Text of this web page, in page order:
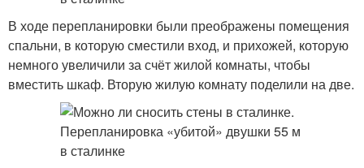
В ходе перепланировки были преображены помещения
спальни, в которую сместили вход, и прихожей, которую
немного увеличили за счёт жилой комнаты, чтобы
вместить шкаф. Вторую жилую комнату поделили на две.